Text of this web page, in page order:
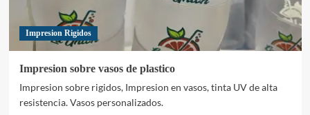
Impresion Rigidos
Impresion sobre vasos de plastico
Impresion sobre rigidos, Impresion en vasos, tinta UV de alta
resistencia. Vasos personalizados.